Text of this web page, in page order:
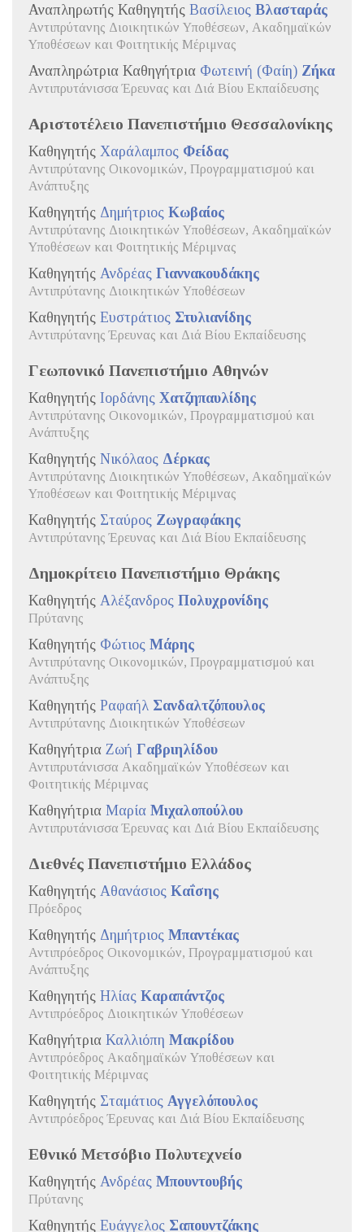
Αναπληρωτής Καθηγητής Βασίλειος Βλασταράς
Αντιπρύτανης Διοικητικών Υποθέσεων, Ακαδημαϊκών
Υποθέσεων και Φοιτητικής Μέριμνας
Αναπληρώτρια Καθηγήτρια Φωτεινή (Φαίη) Ζήκα
Αντιπρυτάνισσα Έρευνας και Διά Βίου Εκπαίδευσης
Αριστοτέλειο Πανεπιστήμιο Θεσσαλονίκης
Καθηγητής Χαράλαμπος Φείδας
Αντιπρύτανης Οικονομικών, Προγραμματισμού και
Ανάπτυξης
Καθηγητής Δημήτριος Κωβαίος
Αντιπρύτανης Διοικητικών Υποθέσεων, Ακαδημαϊκών
Υποθέσεων και Φοιτητικής Μέριμνας
Καθηγητής Ανδρέας Γιαννακουδάκης
Αντιπρύτανης Διοικητικών Υποθέσεων
Καθηγητής Ευστράτιος Στυλιανίδης
Αντιπρύτανης Έρευνας και Διά Βίου Εκπαίδευσης
Γεωπονικό Πανεπιστήμιο Αθηνών
Καθηγητής Ιορδάνης Χατζηπαυλίδης
Αντιπρύτανης Οικονομικών, Προγραμματισμού και
Ανάπτυξης
Καθηγητής Νικόλαος Δέρκας
Αντιπρύτανης Διοικητικών Υποθέσεων, Ακαδημαϊκών
Υποθέσεων και Φοιτητικής Μέριμνας
Καθηγητής Σταύρος Ζωγραφάκης
Αντιπρύτανης Έρευνας και Διά Βίου Εκπαίδευσης
Δημοκρίτειο Πανεπιστήμιο Θράκης
Καθηγητής Αλέξανδρος Πολυχρονίδης
Πρύτανης
Καθηγητής Φώτιος Μάρης
Αντιπρύτανης Οικονομικών, Προγραμματισμού και
Ανάπτυξης
Καθηγητής Ραφαήλ Σανδαλτζόπουλος
Αντιπρύτανης Διοικητικών Υποθέσεων
Καθηγήτρια Ζωή Γαβριηλίδου
Αντιπρυτάνισσα Ακαδημαϊκών Υποθέσεων και
Φοιτητικής Μέριμνας
Καθηγήτρια Μαρία Μιχαλοπούλου
Αντιπρυτάνισσα Έρευνας και Διά Βίου Εκπαίδευσης
Διεθνές Πανεπιστήμιο Ελλάδος
Καθηγητής Αθανάσιος Καΐσης
Πρόεδρος
Καθηγητής Δημήτριος Μπαντέκας
Αντιπρόεδρος Οικονομικών, Προγραμματισμού και
Ανάπτυξης
Καθηγητής Ηλίας Καραπάντζος
Αντιπρόεδρος Διοικητικών Υποθέσεων
Καθηγήτρια Καλλιόπη Μακρίδου
Αντιπρόεδρος Ακαδημαϊκών Υποθέσεων και
Φοιτητικής Μέριμνας
Καθηγητής Σταμάτιος Αγγελόπουλος
Αντιπρόεδρος Έρευνας και Διά Βίου Εκπαίδευσης
Εθνικό Μετσόβιο Πολυτεχνείο
Καθηγητής Ανδρέας Μπουντουβής
Πρύτανης
Καθηγητής Ευάγγελος Σαπουντζάκης